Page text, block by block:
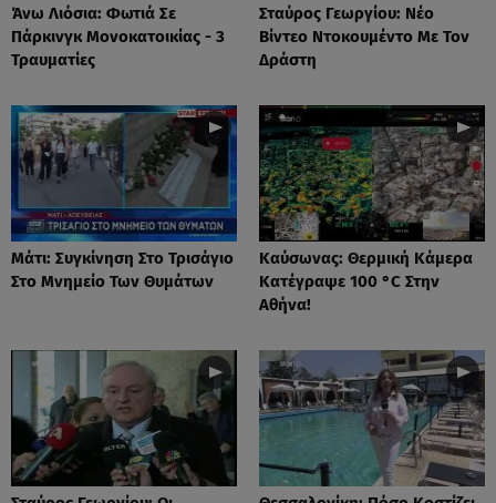
Άνω Λιόσια: Φωτιά Σε
Πάρκινγκ Μονοκατοικίας - 3
Τραυματίες
Σταύρος Γεωργίου: Νέο
Βίντεο Ντοκουμέντο Με Τον
Δράστη
Μάτι: Συγκίνηση Στο Τρισάγιο
Στο Μνημείο Των Θυμάτων
Καύσωνας: Θερμική Κάμερα
Κατέγραψε 100 °C Στην
Αθήνα!